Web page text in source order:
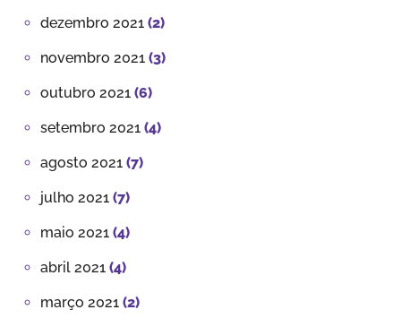
dezembro 2021 (2)
novembro 2021 (3)
outubro 2021 (6)
setembro 2021 (4)
agosto 2021 (7)
julho 2021 (7)
maio 2021 (4)
abril 2021 (4)
março 2021 (2)